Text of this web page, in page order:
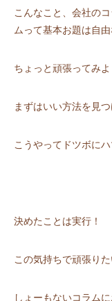
こんなこと、会社の
ムって基本お題は⾃由
ちょっと頑張ってみよ
まずはいい⽅法を⾒
こうやってドツボに
決めたことは実⾏！
この気持ちで頑張りた
しょーもないコラム